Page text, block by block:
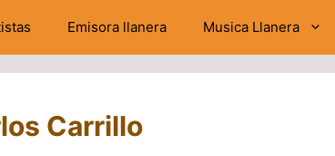
Emisora llanera Musica Llanera
Carrillo